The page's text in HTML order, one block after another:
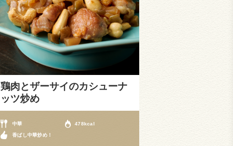
鶏肉とザーサイのカシューナ
ッツ炒め
中華 478kcal
香ばし中華炒め！